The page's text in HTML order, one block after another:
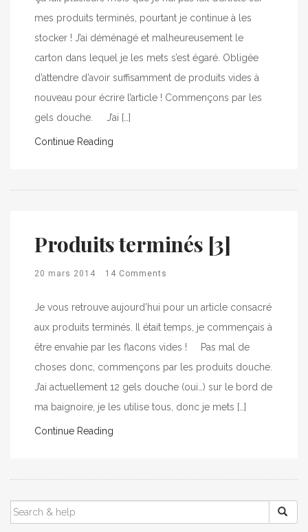
mes produits terminés, pourtant je continue à les
stocker ! J’ai déménagé et malheureusement le
carton dans lequel je les mets s’est égaré. Obligée
d’attendre d’avoir suffisamment de produits vides à
nouveau pour écrire l’article ! Commençons par les
gels douche. J’ai […]
Continue Reading
Produits terminés [3]
20 mars 2014 14 Comments
Je vous retrouve aujourd’hui pour un article consacré
aux produits terminés. Il était temps, je commençais à
être envahie par les flacons vides ! Pas mal de
choses donc, commençons par les produits douche.
J’ai actuellement 12 gels douche (oui…) sur le bord de
ma baignoire, je les utilise tous, donc je mets […]
Continue Reading
SEARCH
FOR: